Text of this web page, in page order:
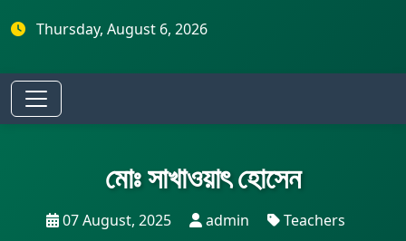
Thursday, August 6, 2026
মোঃ সাখাওয়াৎ হোসেন
07 August, 2025 admin
Teachers